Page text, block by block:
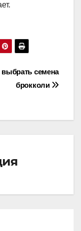
выбрать семена
брокколи